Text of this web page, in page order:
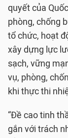
quyết của
phòng, chống
tổ chức, hoạt
xây dựng lực
sạch, vững
vụ, phòng,
khi thực thi
“Đề cao tinh
gắn với trách